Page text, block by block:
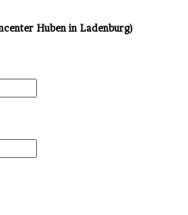
Huben in Ladenburg)